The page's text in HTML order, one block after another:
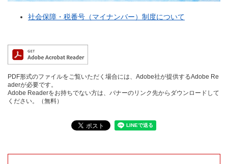
社会保障・税番号（マイナンバー）制度について
PDF形式のファイルをご覧いただく場合には、Adobe社が提供するAdobe Re
aderが必要です。
Adobe Readerをお持ちでない方は、バナーのリンク先からダウンロードして
ください。（無料）